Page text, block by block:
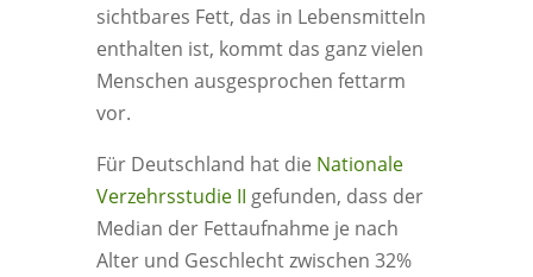
sichtbares Fett, das in Lebensmitteln
enthalten ist, kommt das ganz vielen
Menschen ausgesprochen fettarm
vor.
Für Deutschland hat die Nationale
Verzehrsstudie II gefunden, dass der
Median der Fettaufnahme je nach
Alter und Geschlecht zwischen 32%